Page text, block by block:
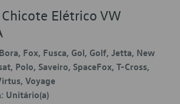
Elétrico VW
Bora, Fox, Fusca, Gol, Golf, Jetta, New
Polo, Saveiro, SpaceFox, T-Cross,
Voyage
Unitário(a)